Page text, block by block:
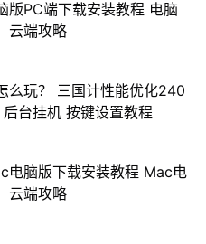
版PC端下载安装教程 电脑
云端攻略
么玩？ 三国计性能优化240
台挂机 按键设置教程
电脑版下载安装教程 Mac电
云端攻略